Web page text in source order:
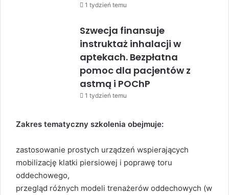
1 tydzień temu
Szwecja finansuje
instruktaż inhalacji w
aptekach. Bezpłatna
pomoc dla pacjentów z
astmą i POChP
1 tydzień temu
Zakres tematyczny szkolenia obejmuje:
zastosowanie prostych urządzeń wspierających
mobilizację klatki piersiowej i poprawę toru
oddechowego,
przegląd różnych modeli trenażerów oddechowych (w